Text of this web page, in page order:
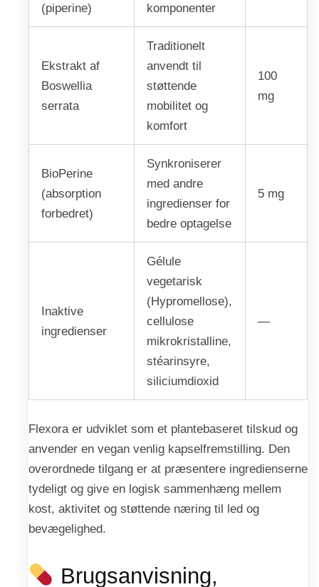
(piperine)
komponenter
Ekstrakt af
Boswellia
serrata
Traditionelt
anvendt til
støttende
mobilitet og
komfort
100
mg
BioPerine
(absorption
forbedret)
Synkroniserer
med andre
ingredienser for
bedre optagelse
5 mg
Inaktive
ingredienser
Gélule
vegetarisk
(Hypromellose),
cellulose
mikrokristalline,
stéarinsyre,
siliciumdioxid
—
Flexora er udviklet som et plantebaseret tilskud og
anvender en vegan venlig kapselfremstilling. Den
overordnede tilgang er at præsentere ingredienserne
tydeligt og give en logisk sammenhæng mellem
kost, aktivitet og støttende næring til led og
bevægelighed.
Brugsanvisning,